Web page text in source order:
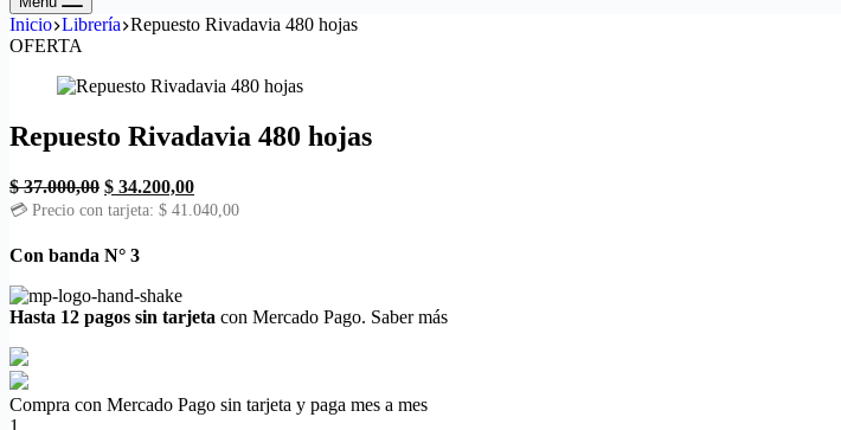
Inicio Librería Repuesto Rivadavia 480 hojas
OFERTA
Repuesto Rivadavia 480 hojas
$37.000,00 El
precio
era:
$ 34.200,00El
precio
💳 Precio con tarjeta: $ 41.040,00
Con banda N° 3
Hasta 12 pagos sin tarjeta con Mercado Pago. Saber más
Compra con Mercado Pago sin tarjeta y paga mes a mes
1